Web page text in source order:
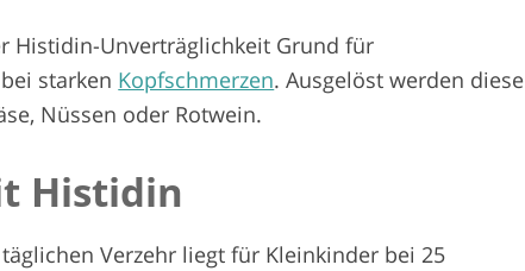
Histidin-Unverträglichkeit Grund für
starken Kopfschmerzen. Ausgelöst werden diese
Nüssen oder Rotwein.
Histidin
Verzehr liegt für Kleinkinder bei 25